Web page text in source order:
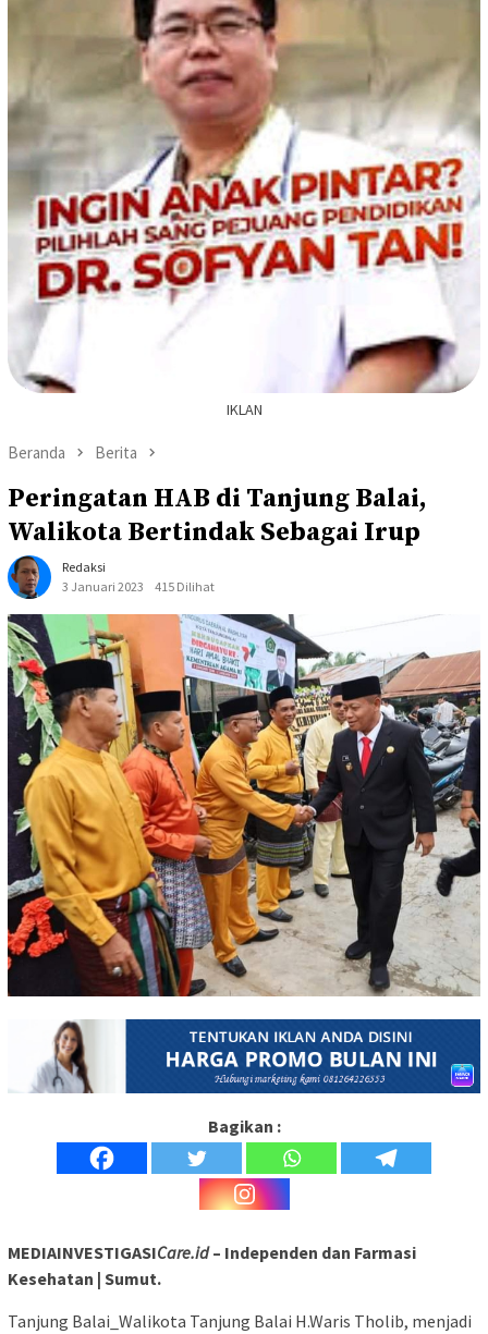
IKLAN
Beranda Berita
Peringatan HAB di Tanjung Balai,
Walikota Bertindak Sebagai Irup
Redaksi
3 Januari 2023
415 Dilihat
Bagikan :
MEDIAINVESTIGASICare.id– Independen dan Farmasi
Kesehatan | Sumut.
Tanjung Balai_Walikota Tanjung Balai H.Waris Tholib, menjadi